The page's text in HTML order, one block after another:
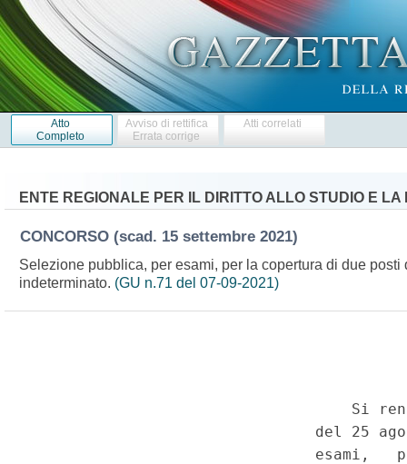
Atto
Completo
Avviso di rettifica
Errata corrige
Atti correlati
ENTE REGIONALE PER IL DIRITTO ALLO STUDIO E
CONCORSO (scad. 15 settembre 2021)
Selezione pubblica, per esami, per la copertura di due
indeterminato. (GU n.71 del 07-09-2021)